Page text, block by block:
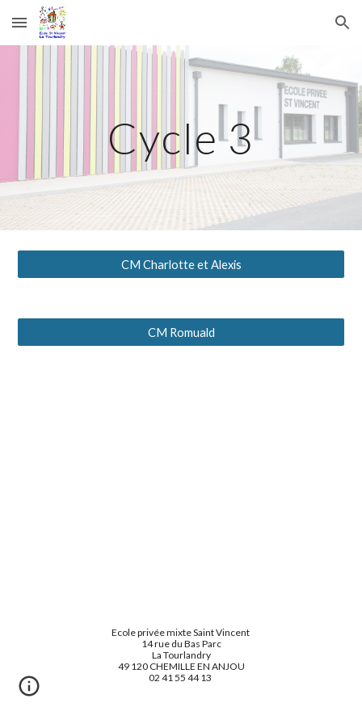
Skip to main content Skip to navigation
Cycle 3
CM Charlotte et Alexis
CM Romuald
Ecole privée mixte Saint Vincent
14 rue du Bas Parc
La Tourlandry
49 120 CHEMILLE EN ANJOU
02 41 55 44 13